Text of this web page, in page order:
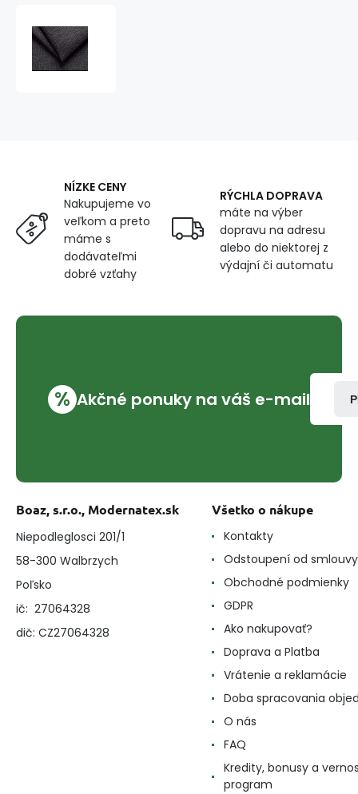
m
NÍZKE CENY
Nakupujeme vo
veľkom a preto
máme s
dodávateľmi
dobré vzťahy
RÝCHLA DOPRAVA
máte na výber
dopravu na adresu
alebo do niektorej z
výdajní či automatu
% Akčné ponuky na váš e-mail
Boaz, s.r.o., Modernatex.sk
Niepodleglosci 201/1
58-300 Walbrzych
Poľsko
ič: 27064328
dič: CZ27064328
Všetko o nákupe
Kontakty
Odstoupení od smlouvy
Obchodné podmienky
GDPR
Ako nakupovať?
Doprava a Platba
Vrátenie a reklamácie
Doba spracovania
O nás
FAQ
Kredity, bonusy a
program